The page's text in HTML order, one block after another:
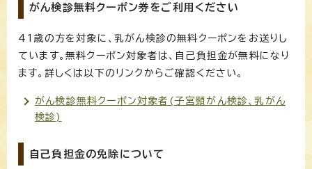
がん検診無料クーポン券をご利用ください
41歳の方を対象に、乳がん検診の無料クーポンをお送りし
ています。無料クーポン対象者は、自己負担金が無料になり
ます。詳しくは以下のリンクからご確認ください。
がん検診無料クーポン対象者(子宮頸がん検診、乳がん
検診)
自己負担金の免除について